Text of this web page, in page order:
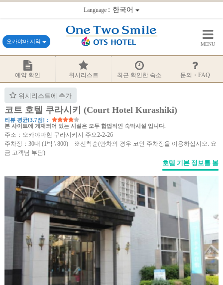
Language：한국어
오카야마 지역 MENU
예약 확인 위시리스트 최근 확인한 숙소 문의・FAQ
위시리스트에 추가
코트 호텔 쿠라시키 (Court Hotel Kurashiki)
리뷰 평균[3.7점]：
본 사이트에 게재되어 있는 시설은 모두 합법적인 숙박시설 입니다.
주소：오카야마현 구라시키시 주오2-2-26
주차장：30대 (1박 \ 800) ※선착순(만차의 경우 코인 주차장을 이용하십시오. 요
금 고객님 부담)
호텔 기본 정보를 볼